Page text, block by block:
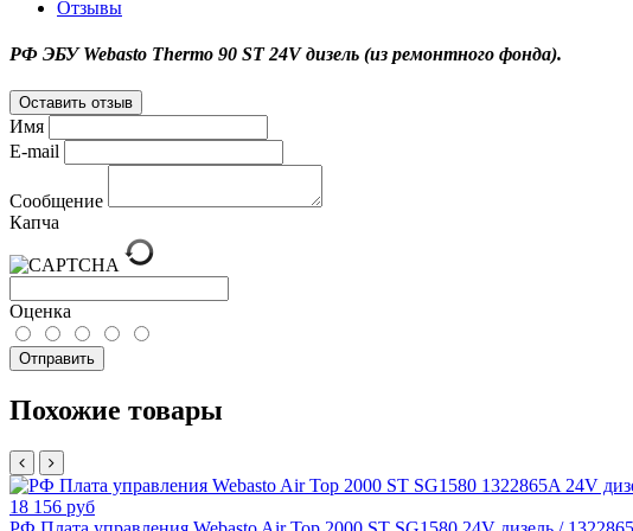
Отзывы
РФ ЭБУ Webasto Thermo 90 ST 24V дизель (из ремонтного фонда).
Оставить отзыв
Имя
E-mail
Сообщение
Капча
Оценка
Отправить
Похожие товары
18 156 руб